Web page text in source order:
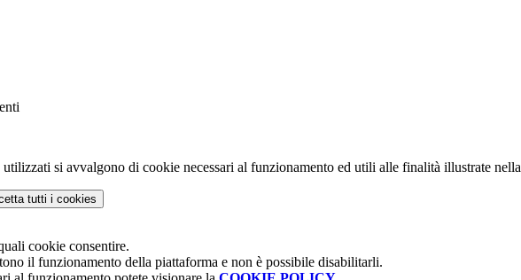
si avvalgono di cookie necessari al funzionamento ed utili alle finalità illustrate nella
tutti i cookies
cookie consentire.
il funzionamento della piattaforma e non è possibile disabilitarli.